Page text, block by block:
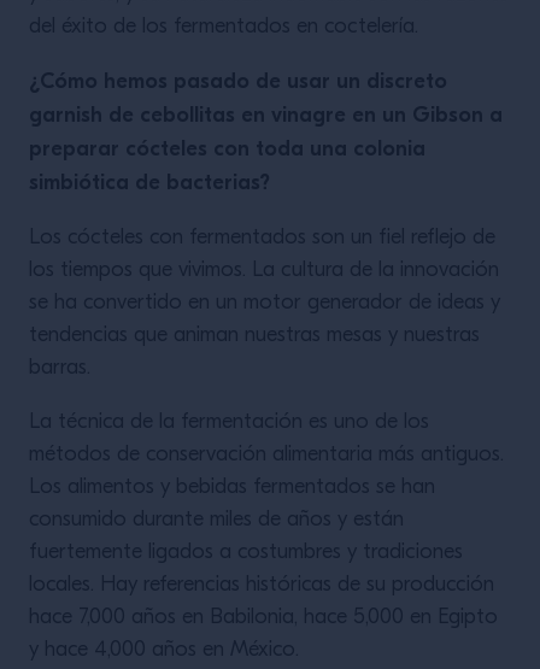
del éxito de los fermentados en coctelería.
¿Cómo hemos pasado de usar un discreto
garnish de cebollitas en vinagre en un Gibson a
preparar cócteles con toda una colonia
simbiótica de bacterias?
Los cócteles con fermentados son un fiel reflejo de
los tiempos que vivimos. La cultura de la innovación
se ha convertido en un motor generador de ideas y
tendencias que animan nuestras mesas y nuestras
barras.
La técnica de la fermentación es uno de los
métodos de conservación alimentaria más antiguos.
Los alimentos y bebidas fermentados se han
consumido durante miles de años y están
fuertemente ligados a costumbres y tradiciones
locales. Hay referencias históricas de su producción
hace 7,000 años en Babilonia, hace 5,000 en Egipto
y hace 4,000 años en México.